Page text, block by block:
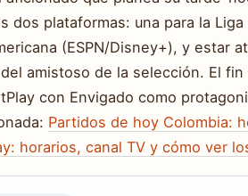
dos plataformas: una para la
(ESPN/Disney+), y estar
amistoso de la selección. El
con Envigado como
Partidos de hoy Colombia:
horarios, canal TV y cómo ver